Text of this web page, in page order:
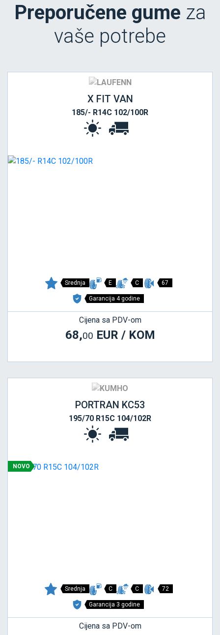
Preporučene gume za
vaše potrebe
X FIT VAN
185/- R14C 102/100R
Srednja E C 67
Garancija 4 godine
Cijena sa PDV-om
68,00 EUR / KOM
PORTRAN KC53
195/70 R15C 104/102R
NOVO
Srednja C C 72
Garancija 3 godine
Cijena sa PDV-om